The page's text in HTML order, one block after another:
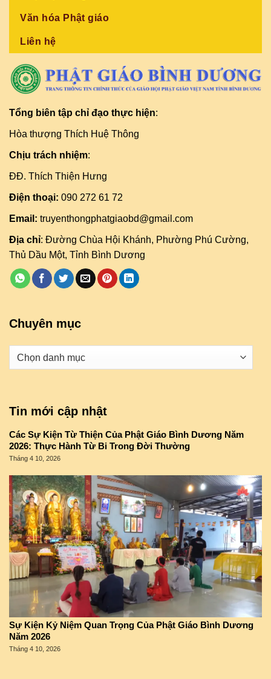
Văn hóa Phật giáo
Liên hệ
Tổng biên tập chỉ đạo thực hiện:
Hòa thượng Thích Huệ Thông
Chịu trách nhiệm:
ĐĐ. Thích Thiện Hưng
Điện thoại: 090 272 61 72
Email: truyenthongphatgiaobd@gmail.com
Địa chỉ: Đường Chùa Hội Khánh, Phường Phú Cường,
Thủ Dầu Một, Tỉnh Bình Dương
Chuyên mục
Tin mới cập nhật
Các Sự Kiện Từ Thiện Của Phật Giáo Bình Dương Năm
2026: Thực Hành Từ Bi Trong Đời Thường
Tháng 4 10, 2026
Sự Kiện Kỷ Niệm Quan Trọng Của Phật Giáo Bình Dương
Năm 2026
Tháng 4 10, 2026